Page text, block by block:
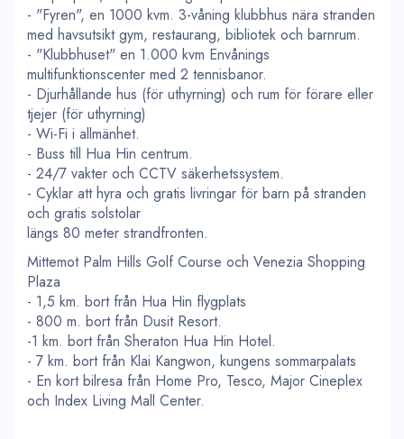
- "Fyren", en 1000 kvm. 3-våning klubbhus nära stranden
med havsutsikt gym, restaurang, bibliotek och barnrum.
- "Klubbhuset" en 1.000 kvm Envånings
multifunktionscenter med 2 tennisbanor.
- Djurhållande hus (för uthyrning) och rum för förare eller
tjejer (för uthyrning)
- Wi-Fi i allmänhet.
- Buss till Hua Hin centrum.
- 24/7 vakter och CCTV säkerhetssystem.
- Cyklar att hyra och gratis livringar för barn på stranden
och gratis solstolar
längs 80 meter strandfronten.
Mittemot Palm Hills Golf Course och Venezia Shopping
Plaza
- 1,5 km. bort från Hua Hin flygplats
- 800 m. bort från Dusit Resort.
-1 km. bort från Sheraton Hua Hin Hotel.
- 7 km. bort från Klai Kangwon, kungens sommarpalats
- En kort bilresa från Home Pro, Tesco, Major Cineplex
och Index Living Mall Center.